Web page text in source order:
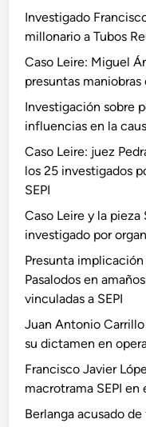
Investigado
millonario a Tubos
Caso Leire: Miguel
presuntas
Investigación sobre
influencias en la
Caso Leire: juez
los 25 investigados
SEPI
Caso Leire y la pieza
investigado por
Presunta
Pasalodos en
vinculadas a SEPI
Juan Antonio
su dictamen en
Francisco Javier
macrotrama SEPI en
Berlanga acusado